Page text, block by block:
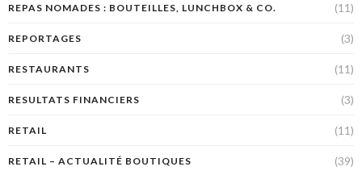
REPAS NOMADES : BOUTEILLES, LUNCHBOX & CO. (11)
REPORTAGES (3)
RESTAURANTS (11)
RESULTATS FINANCIERS (3)
RETAIL (11)
RETAIL – ACTUALITÉ BOUTIQUES (39)